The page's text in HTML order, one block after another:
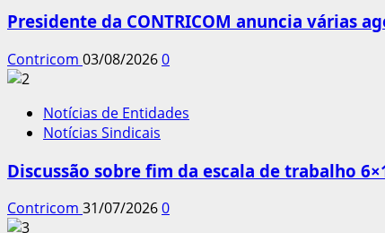
Presidente da CONTRICOM anuncia várias
Contricom 03/08/20260
Notícias de Entidades
Notícias Sindicais
Discussão sobre fim da escala de trabalho
Contricom 31/07/20260